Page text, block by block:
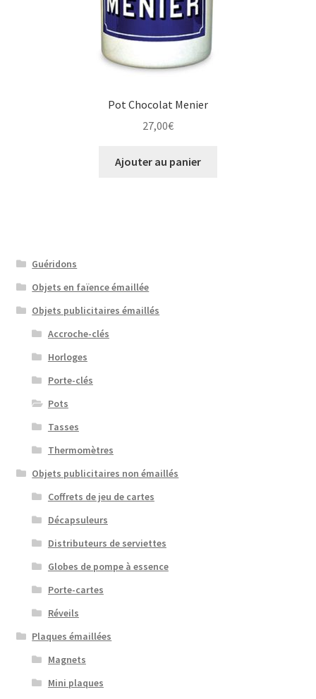
Pot Chocolat Menier
27,00€
Ajouter au panier
Guéridons
Objets en faïence émaillée
Objets publicitaires émaillés
Accroche-clés
Horloges
Porte-clés
Pots
Tasses
Thermomètres
Objets publicitaires non émaillés
Coffrets de jeu de cartes
Décapsuleurs
Distributeurs de serviettes
Globes de pompe à essence
Porte-cartes
Réveils
Plaques émaillées
Magnets
Mini plaques